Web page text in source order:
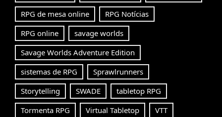
RPG de mesa online
RPG Notícias
RPG online
savage worlds
Savage Worlds Adventure Edition
sistemas de RPG
Sprawlrunners
Storytelling
SWADE
tabletop RPG
Tormenta RPG
Virtual Tabletop VTT